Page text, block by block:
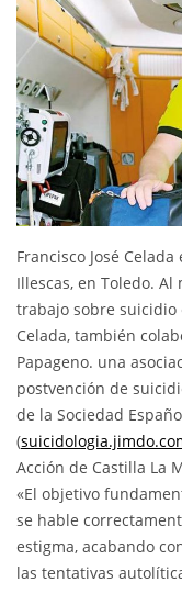
Francisco José
Illescas, en Toledo.
trabajo sobre suicidio
Celada, también
Papageno. una
postvención de
de la Sociedad
(
Acción de Castilla La
«El objetivo
se hable
estigma, acabando
las tentativas